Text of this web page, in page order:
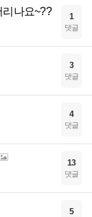
리나요~?? 1
댓글
3
댓글
4
댓글
13
댓글
5